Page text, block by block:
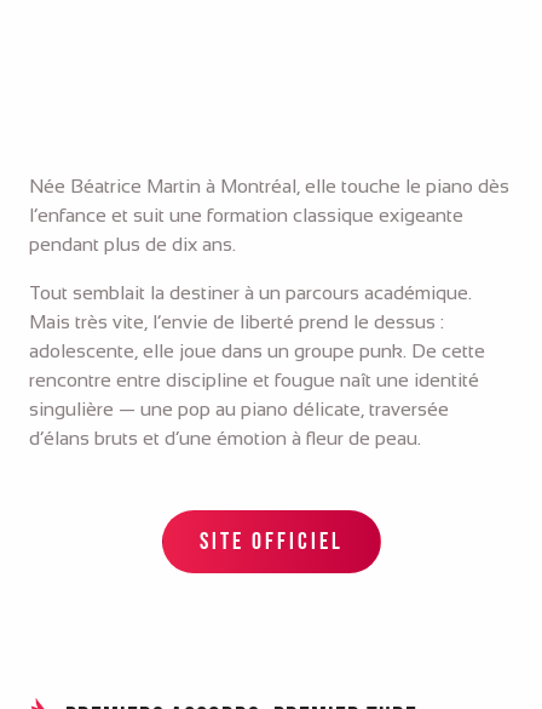
Née Béatrice Martin à Montréal, elle touche le piano dès
l’enfance et suit une formation classique exigeante
pendant plus de dix ans.
Tout semblait la destiner à un parcours académique.
Mais très vite, l’envie de liberté prend le dessus :
adolescente, elle joue dans un groupe punk. De cette
rencontre entre discipline et fougue naît une identité
singulière — une pop au piano délicate, traversée
d’élans bruts et d’une émotion à fleur de peau.
SITE OFFICIEL